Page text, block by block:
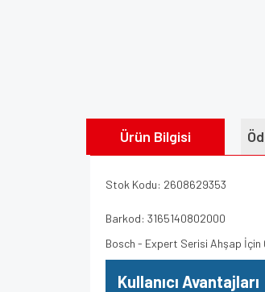
Ürün Bilgisi
Stok Kodu: 2608629353
Barkod: 3165140802000
Bosch - Expert Serisi Ahşap İçin
Kullanıcı Avantajları